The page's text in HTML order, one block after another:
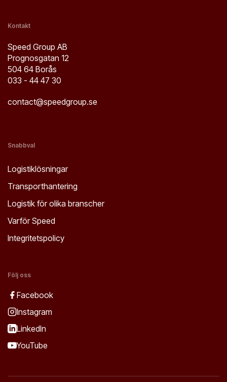
Kontakt
Speed Group AB
Prognosgatan 12
504 64 Borås
033 - 44 47 30
contact@speedgroup.se
Snabbval
Logistiklösningar
Transporthantering
Logistik för olika branscher
Varför Speed
Integritetspolicy
Följ oss
Facebook
Instagram
LinkedIn
YouTube